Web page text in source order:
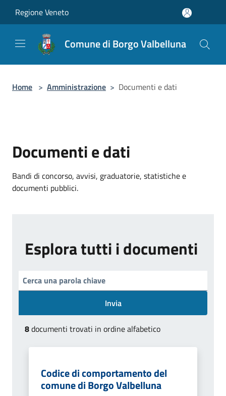
Regione Veneto
Comune di Borgo Valbelluna
Home > Amministrazione > Documenti e dati
Documenti e dati
Bandi di concorso, avvisi, graduatorie, statistiche e
documenti pubblici.
Esplora tutti i documenti
Invia
8documenti trovati in ordine alfabetico
Codice di comportamento del
comune di Borgo Valbelluna